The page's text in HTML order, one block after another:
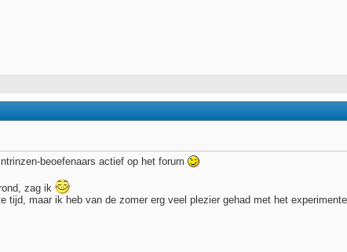
beoefenaars actief op het forum
zag ik
maar ik heb van de zomer erg veel plezier gehad met het